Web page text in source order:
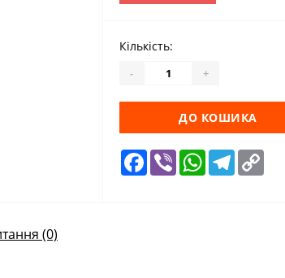
Кількість:
- +
ДО КОШИКА
Facebook
Viber WhatsApp
Telegram
(0)